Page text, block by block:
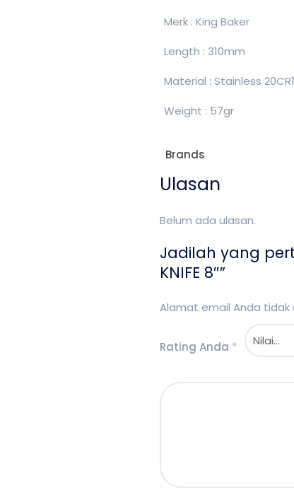
Merk : King Baker
Length : 310mm
Material : Stainless
Weight : 57gr
Brands
Ulasan
Belum ada ulasan.
Jadilah yang
KNIFE 8″”
Alamat email Anda tidak
Rating Anda *